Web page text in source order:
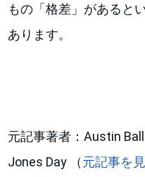
もの「格差」があると
あります。
元記事著者：Austin
Jones Day （元記事を